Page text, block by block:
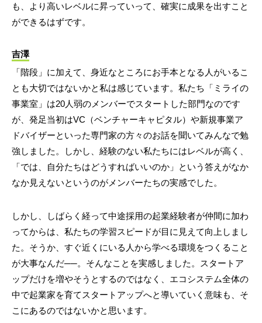
も、より高いレベルに昇っていって、確実に成果を出すこと
ができるはずです。
吉澤
「階段」に加えて、身近なところにお手本となる人がいるこ
とも大切ではないかと私は感じています。私たち「ミライの
事業室」は20人弱のメンバーでスタートした部門なのです
が、発足当初はVC（ベンチャーキャピタル）や新規事業ア
ドバイザーといった専門家の方々のお話を聞いてみんなで勉
強しました。しかし、経験のない私たちにはレベルが高く、
「では、自分たちはどうすればいいのか」という答えがなか
なか見えないというのがメンバーたちの実感でした。
しかし、しばらく経って中途採用の起業経験者が仲間に加わ
ってからは、私たちの学習スピードが目に見えて向上しまし
た。そうか、すぐ近くにいる人から学べる環境をつくること
が大事なんだ──。そんなことを実感しました。スタートア
ップだけを増やそうとするのではなく、エコシステム全体の
中で起業家を育てスタートアップへと導いていく意味も、そ
こにあるのではないかと思います。